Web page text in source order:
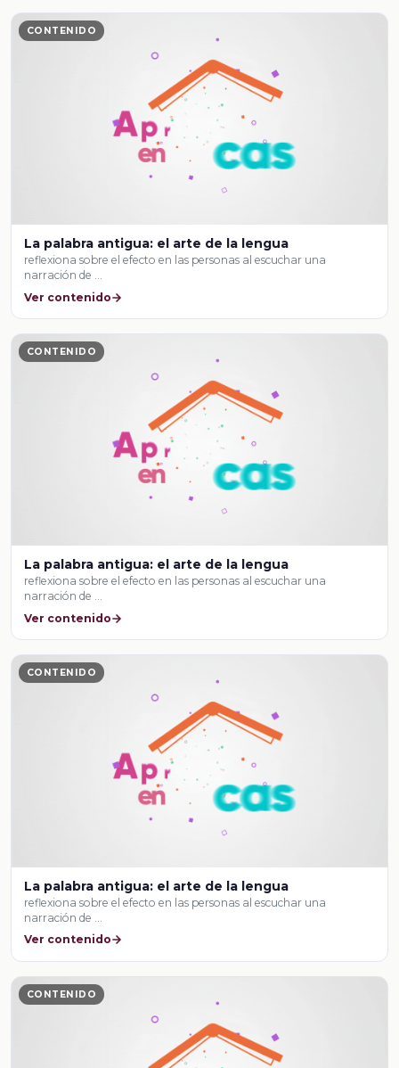
CONTENIDO
La palabra antigua: el arte de la lengua
reflexiona sobre el efecto en las personas al escuchar una
narración de …
Ver contenido
CONTENIDO
La palabra antigua: el arte de la lengua
reflexiona sobre el efecto en las personas al escuchar una
narración de …
Ver contenido
CONTENIDO
La palabra antigua: el arte de la lengua
reflexiona sobre el efecto en las personas al escuchar una
narración de …
Ver contenido
CONTENIDO